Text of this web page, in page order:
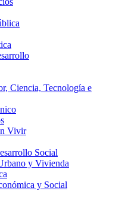
Ciencia, Tecnología e
Vivir
Social
y Vivienda
y Social